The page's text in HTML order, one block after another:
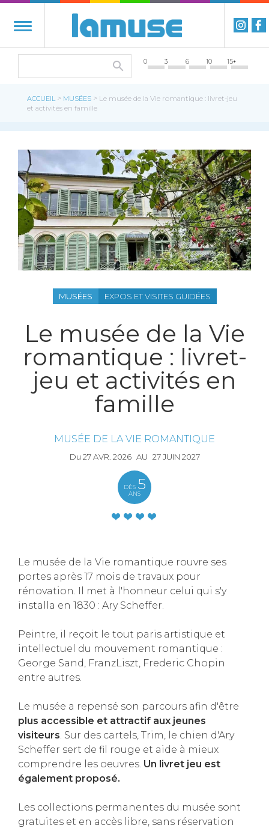
0 3 6 10 15+
ACCUEIL > MUSÉES > Le musée de la Vie romantique : livret-jeu
et activités en famille
MUSÉES EXPOS ET VISITES GUIDÉES
Le musée de la Vie
romantique : livret-
jeu et activités en
famille
MUSÉE DE LA VIE ROMANTIQUE
Du 27AVR. 2026 AU 27JUIN 2027
DÈS 5
ANS
Le musée de la Vie romantique rouvre ses
portes après 17 mois de travaux pour
rénovation. Il met à l'honneur celui qui s'y
installa en 1830 : Ary Scheffer.
Peintre, il reçoit le tout paris artistique et
intellectuel du mouvement romantique :
George Sand, FranzLiszt, Frederic Chopin
entre autres.
Le musée a repensé son parcours afin d'être
plus accessible et attractif aux jeunes
visiteurs . Sur des cartels, Trim, le chien d'Ary
Scheffer sert de fil rouge et aide à mieux
comprendre les oeuvres. Un livret jeu est
également proposé.
Les collections permanentes du musée sont
gratuites et en accès libre, sans réservation